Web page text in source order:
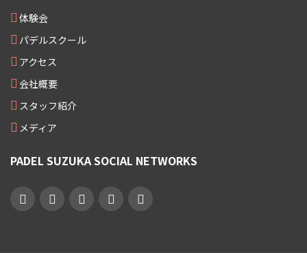
体験会
パデルスクール
アクセス
会社概要
スタッフ紹介
メディア
PADEL SUZUKA SOCIAL NETWORKS